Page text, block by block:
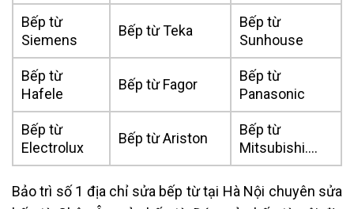
Bếp từ
Siemens
Bếp từ Teka
Bếp từ
Sunhouse
Bếp từ
Hafele
Bếp từ Fagor
Bếp từ
Panasonic
Bếp từ
Electrolux
Bếp từ Ariston
Bếp từ
Mitsubishi….
Bảo trì số 1 địa chỉ sửa bếp từ tại Hà Nội chuyên sửa